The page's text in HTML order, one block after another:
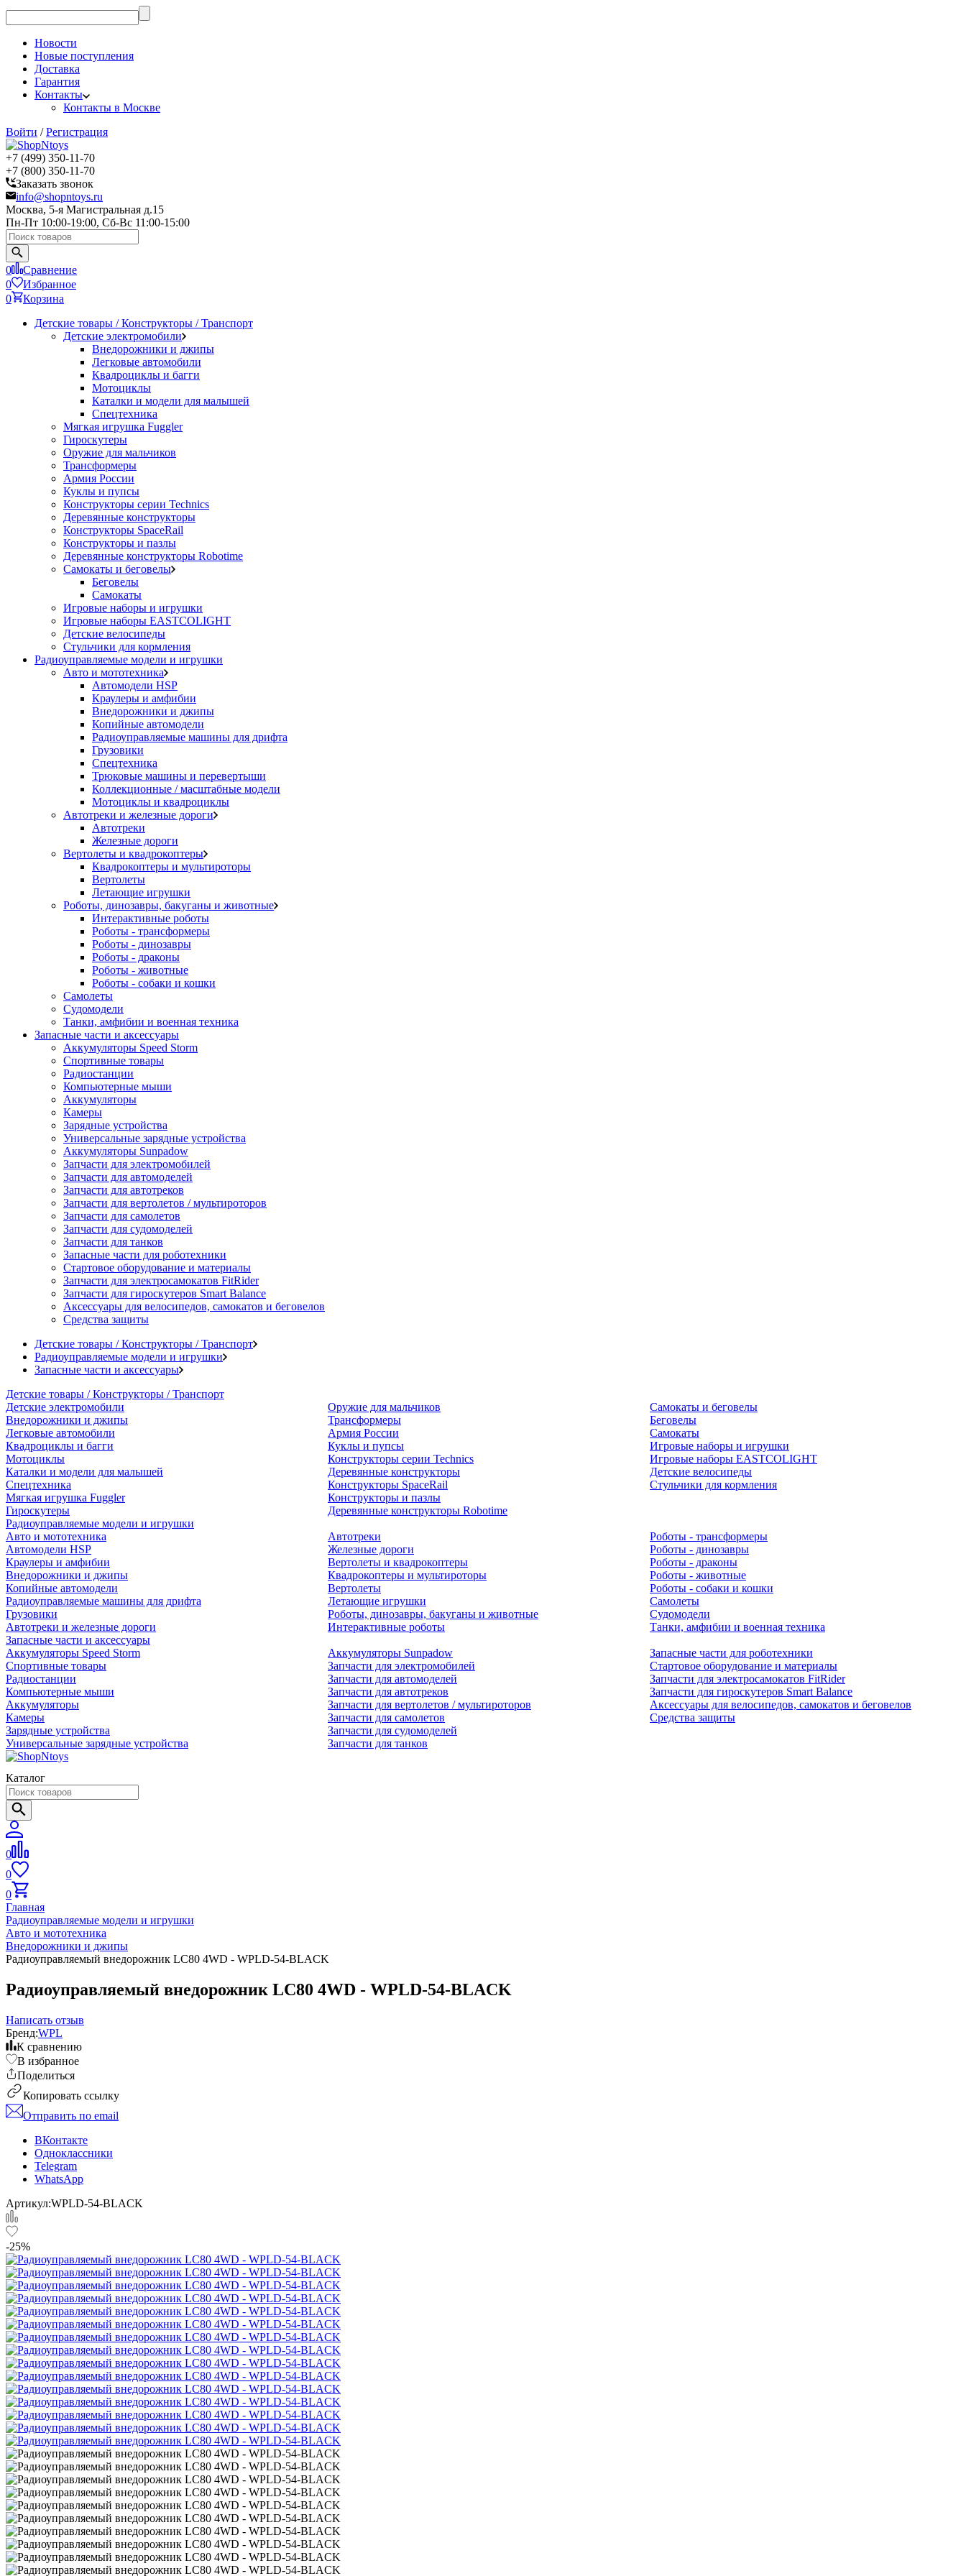
Новости
Новые поступления
Доставка
Гарантия
Контакты
Контакты в Москве
Войти /Регистрация
+7 (499) 350-11-70
+7 (800) 350-11-70
Заказать звонок
info@shopntoys.ru
Москва, 5-я Магистральная д.15
Пн-Пт 10:00-19:00, Сб-Вс 11:00-15:00
0
Сравнение
0
Избранное
0
Корзина
Детские товары / Конструкторы / Транспорт
Детские электромобили
Внедорожники и джипы
Легковые автомобили
Квадроциклы и багги
Мотоциклы
Каталки и модели для малышей
Спецтехника
Мягкая игрушка Fuggler
Гироскутеры
Оружие для мальчиков
Трансформеры
Армия России
Куклы и пупсы
Конструкторы серии Technics
Деревянные конструкторы
Конструкторы SpaceRail
Конструкторы и пазлы
Деревянные конструкторы Robotime
Самокаты и беговелы
Беговелы
Самокаты
Игровые наборы и игрушки
Игровые наборы EASTCOLIGHT
Детские велосипеды
Стульчики для кормления
Радиоуправляемые модели и игрушки
Авто и мототехника
Автомодели HSP
Краулеры и амфибии
Внедорожники и джипы
Копийные автомодели
Радиоуправляемые машины для дрифта
Грузовики
Спецтехника
Трюковые машины и перевертыши
Коллекционные / масштабные модели
Мотоциклы и квадроциклы
Автотреки и железные дороги
Автотреки
Железные дороги
Вертолеты и квадрокоптеры
Квадрокоптеры и мультироторы
Вертолеты
Летающие игрушки
Роботы, динозавры, бакуганы и животные
Интерактивные роботы
Роботы - трансформеры
Роботы - динозавры
Роботы - драконы
Роботы - животные
Роботы - собаки и кошки
Самолеты
Судомодели
Танки, амфибии и военная техника
Запасные части и аксессуары
Аккумуляторы Speed Storm
Спортивные товары
Радиостанции
Компьютерные мыши
Аккумуляторы
Камеры
Зарядные устройства
Универсальные зарядные устройства
Аккумуляторы Sunpadow
Запчасти для электромобилей
Запчасти для автомоделей
Запчасти для автотреков
Запчасти для вертолетов / мультироторов
Запчасти для самолетов
Запчасти для судомоделей
Запчасти для танков
Запасные части для роботехники
Стартовое оборудование и материалы
Запчасти для электросамокатов FitRider
Запчасти для гироскутеров Smart Balance
Аксессуары для велосипедов, самокатов и беговелов
Средства защиты
Детские товары / Конструкторы / Транспорт
Радиоуправляемые модели и игрушки
Запасные части и аксессуары
Детские товары / Конструкторы / Транспорт
Детские электромобили
Внедорожники и джипы
Легковые автомобили
Квадроциклы и багги
Мотоциклы
Каталки и модели для малышей
Спецтехника
Мягкая игрушка Fuggler
Гироскутеры
Оружие для мальчиков
Трансформеры
Армия России
Куклы и пупсы
Конструкторы серии Technics
Деревянные конструкторы
Конструкторы SpaceRail
Конструкторы и пазлы
Деревянные конструкторы Robotime
Самокаты и беговелы
Беговелы
Самокаты
Игровые наборы и игрушки
Игровые наборы EASTCOLIGHT
Детские велосипеды
Стульчики для кормления
Радиоуправляемые модели и игрушки
Авто и мототехника
Автомодели HSP
Краулеры и амфибии
Внедорожники и джипы
Копийные автомодели
Радиоуправляемые машины для дрифта
Грузовики
Автотреки и железные дороги
Автотреки
Железные дороги
Вертолеты и квадрокоптеры
Квадрокоптеры и мультироторы
Вертолеты
Летающие игрушки
Роботы, динозавры, бакуганы и животные
Интерактивные роботы
Роботы - трансформеры
Роботы - динозавры
Роботы - драконы
Роботы - животные
Роботы - собаки и кошки
Самолеты
Судомодели
Танки, амфибии и военная техника
Запасные части и аксессуары
Аккумуляторы Speed Storm
Спортивные товары
Радиостанции
Компьютерные мыши
Аккумуляторы
Камеры
Зарядные устройства
Универсальные зарядные устройства
Аккумуляторы Sunpadow
Запчасти для электромобилей
Запчасти для автомоделей
Запчасти для автотреков
Запчасти для вертолетов / мультироторов
Запчасти для самолетов
Запчасти для судомоделей
Запчасти для танков
Запасные части для роботехники
Стартовое оборудование и материалы
Запчасти для электросамокатов FitRider
Запчасти для гироскутеров Smart Balance
Аксессуары для велосипедов, самокатов и беговелов
Средства защиты
Каталог
0
0
0
Главная
Радиоуправляемые модели и игрушки
Авто и мототехника
Внедорожники и джипы
Радиоуправляемый внедорожник LC80 4WD - WPLD-54-BLACK
Радиоуправляемый внедорожник LC80 4WD - WPLD-54-BLACK
Написать отзыв
Бренд:WPL
К сравнению
В избранное
Поделиться
Копировать ссылку
Отправить по email
ВКонтакте
Одноклассники
Telegram
WhatsApp
Артикул:WPLD-54-BLACK
-25%